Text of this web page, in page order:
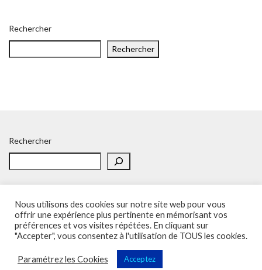
Rechercher
Rechercher
Rechercher
Accueil Politique de confidentialité Adhésion
Contacts
SOS – Demande d’aide
Politique de confidentialité
Sup'Recherche - UNSA 2023 (illustrations de Freepik)
Nous utilisons des cookies sur notre site web pour vous
offrir une expérience plus pertinente en mémorisant vos
préférences et vos visites répétées. En cliquant sur
"Accepter", vous consentez à l'utilisation de TOUS les cookies.
Paramétrez les Cookies Acceptez